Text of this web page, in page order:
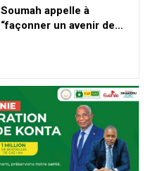
Soumah appelle à
“façonner un avenir de…